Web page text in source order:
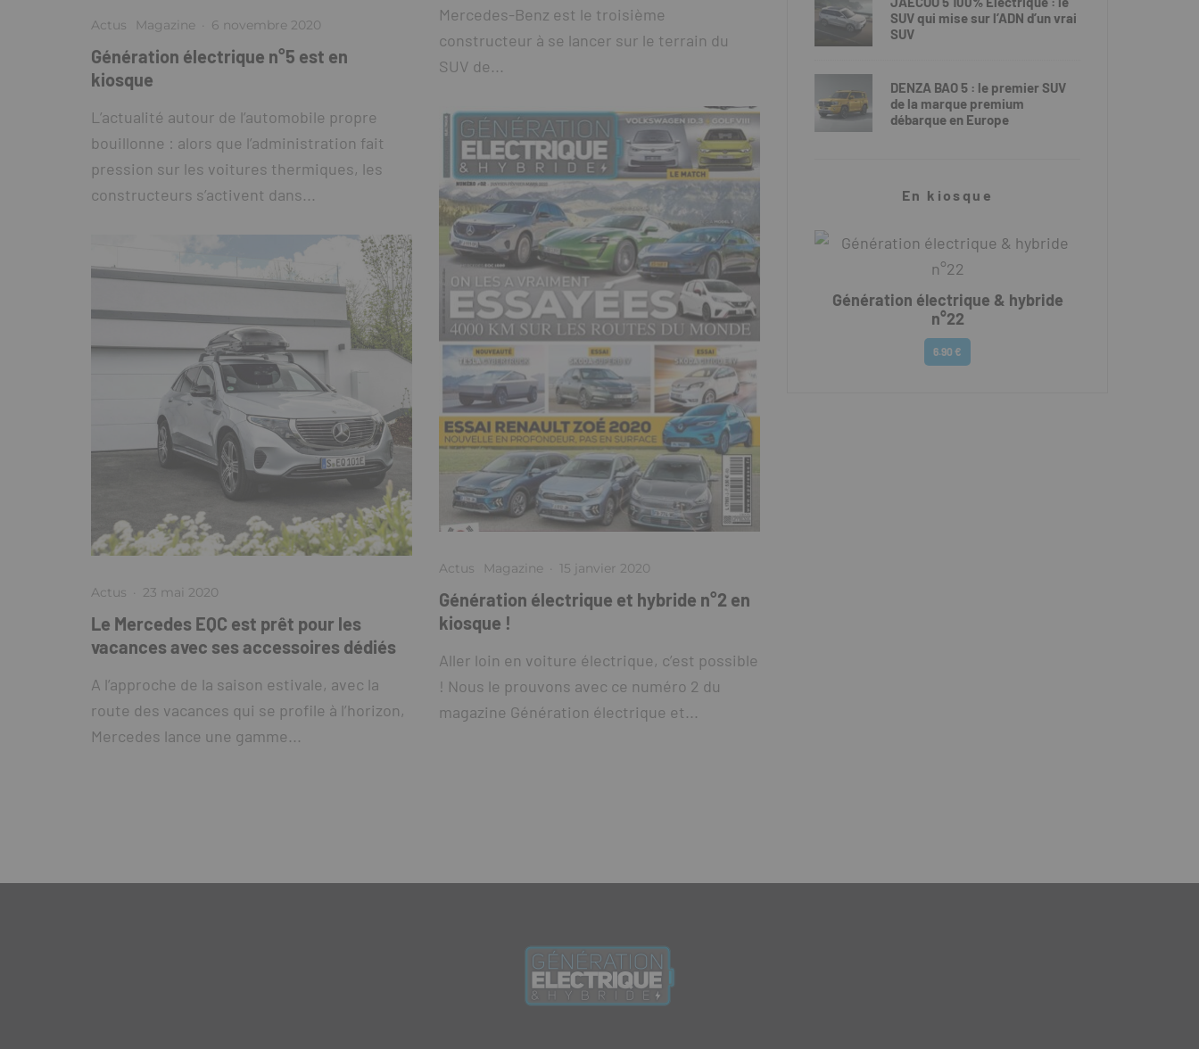
Actus Magazine · 6 novembre 2020
Génération électrique n°5 est en
kiosque
L’actualité autour de l’automobile propre
bouillonne : alors que l’administration fait
pression sur les voitures thermiques, les
constructeurs s’activent dans...
Actus · 23 mai 2020
Le Mercedes EQC est prêt pour les
vacances avec ses accessoires dédiés
A l’approche de la saison estivale, avec la
route des vacances qui se profile à l’horizon,
Mercedes lance une gamme...
Mercedes-Benz est le troisième
constructeur à se lancer sur le terrain du
SUV de...
Actus Magazine · 15 janvier 2020
Génération électrique et hybride n°2 en
kiosque !
Aller loin en voiture électrique, c’est possible
! Nous le prouvons avec ce numéro 2 du
magazine Génération électrique et...
SUV qui mise sur l’ADN d’un vrai
SUV
DENZA BAO 5 : le premier SUV
de la marque premium
débarque en Europe
En kiosque
Génération électrique & hybride
n°22
6.90 €